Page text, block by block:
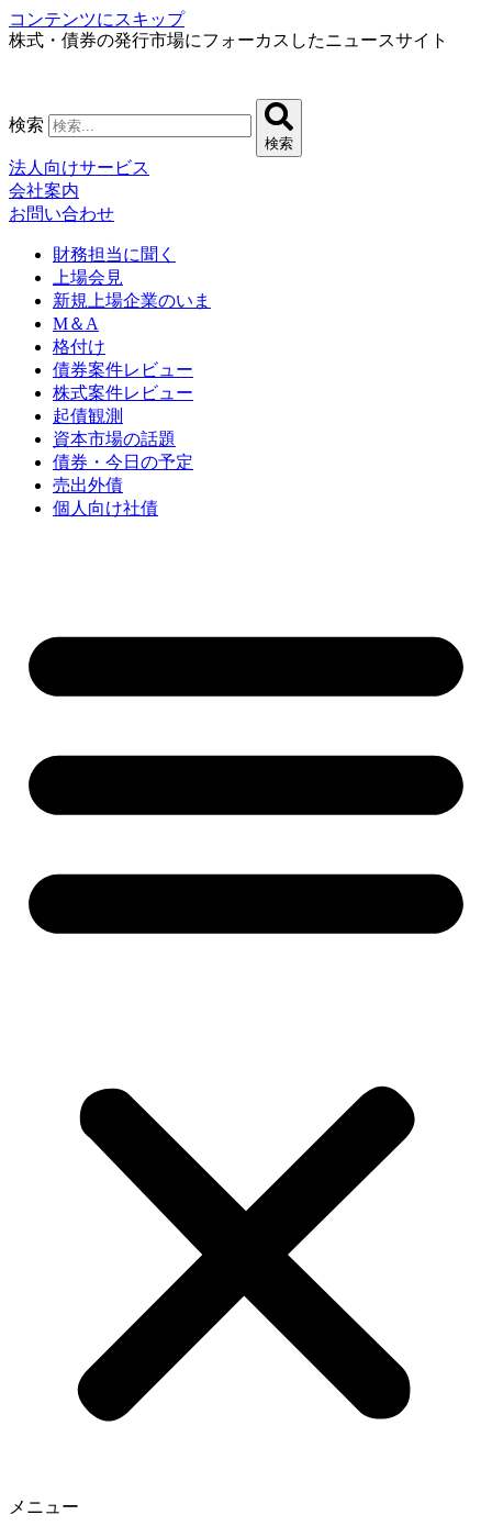
コンテンツにスキップ
株式・債券の発行市場にフォーカスしたニュースサイト
検索
検索
法人向けサービス
会社案内
お問い合わせ
財務担当に聞く
上場会見
新規上場企業のいま
M＆A
格付け
債券案件レビュー
株式案件レビュー
起債観測
資本市場の話題
債券・今日の予定
売出外債
個人向け社債
メニュー